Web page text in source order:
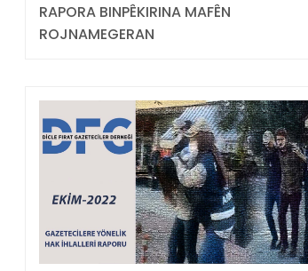
RAPORA BINPÊKIRINA MAFÊN
ROJNAMEGERAN